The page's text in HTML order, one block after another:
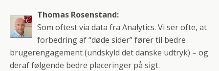
Thomas Rosenstand:
Som oftest via data fra Analytics. Vi ser ofte, at
forbedring af “døde sider” fører til bedre
brugerengagement (undskyld det danske udtryk) – og
deraf følgende bedre placeringer på sigt.